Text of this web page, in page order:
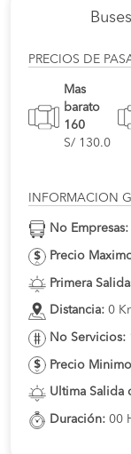
PRECIOS DE
Mas
barato
160
S/ 130.0
INFORMACION
No Empresas:
Precio
Primera
Distancia: 0
No Servicios:
Precio
Ultima Salida
Duración: 00